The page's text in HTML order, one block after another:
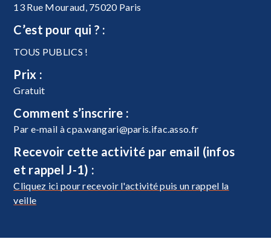
13 Rue Mouraud, 75020 Paris
C’est pour qui ? :
TOUS PUBLICS !
Prix :
Gratuit
Comment s’inscrire :
Par e-mail àcpa.wangari@paris.ifac.asso.fr
Recevoir cette activité par email (infos
et rappel J-1) :
Cliquez ici pour recevoir l'activité puis un rappel la
veille